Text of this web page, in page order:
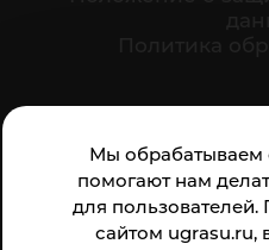
Мы
помогают нам
для
сайтом ugrasu.ru,